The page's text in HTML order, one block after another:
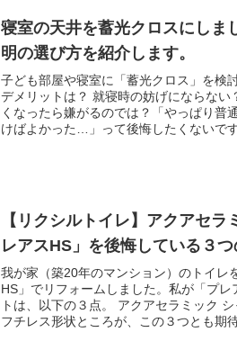
寝室の天井を蓄光クロスにしま
明の選び方を紹介します。
子ども部屋や寝室に「蓄光クロス」を検
デメリットは？ 就寝時の妨げにならない
くなったら嫌がるのでは？「やっぱり普
けばよかった…」って後悔したくないで
【リクシルトイレ】アクアセ
レアスHS」を後悔している３つ
我が家（築20年のマンション）のトイレ
HS」でリフォームしました。私が「プ
トは、以下の３点。 アクアセラミック
フチレス形状ところが、この３つとも期